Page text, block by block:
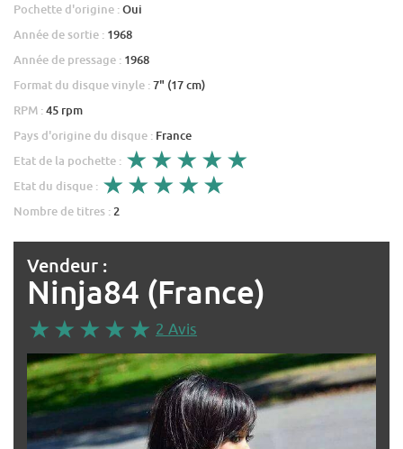
Pochette d'origine :Oui
Année de sortie : 1968
Année de pressage : 1968
Format du disque vinyle :7" (17 cm)
RPM :45 rpm
Pays d'origine du disque : France
Etat de la pochette :
Etat du disque :
Nombre de titres : 2
Vendeur :
Ninja84 (France)
2 Avis